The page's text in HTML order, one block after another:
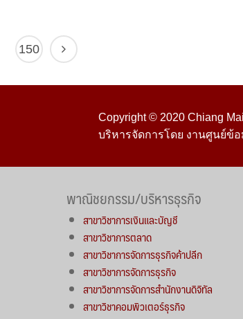
150
Copyright © 2020 Chiang
บริหารจัดการโดย งานศูนย์ข้
พาณิชยกรรม/บริหารธุรกิจ
สาขาวิชาการเงินและบัญชี
สาขาวิชาการตลาด
สาขาวิชาการจัดการธุรกิจค้าปลีก
สาขาวิชาการจัดการธุรกิจ
สาขาวิชาการจัดการสำนักงานดิจิทัล
สาขาวิชาคอมพิวเตอร์ธุรกิจ